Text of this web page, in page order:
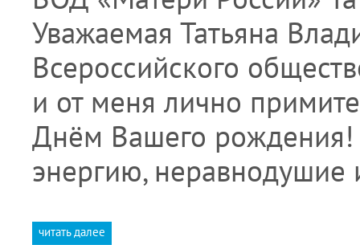
Уважаемая Татьяна
Всероссийского
и от меня лично
Днём Вашего
энергию,
читать далее